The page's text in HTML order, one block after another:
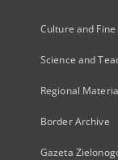
Culture and Fine
Science and
Regional
Border Archive
Gazeta